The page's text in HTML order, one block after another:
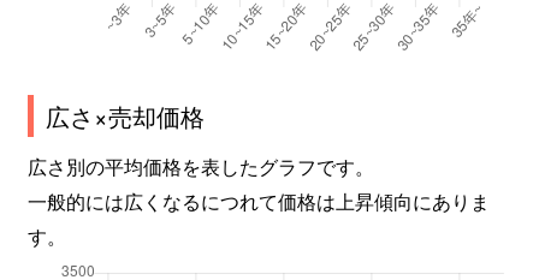
広さ×売却価格
広さ別の平均価格を表したグラフです。
一般的には広くなるにつれて価格は上昇傾向にありま
す。